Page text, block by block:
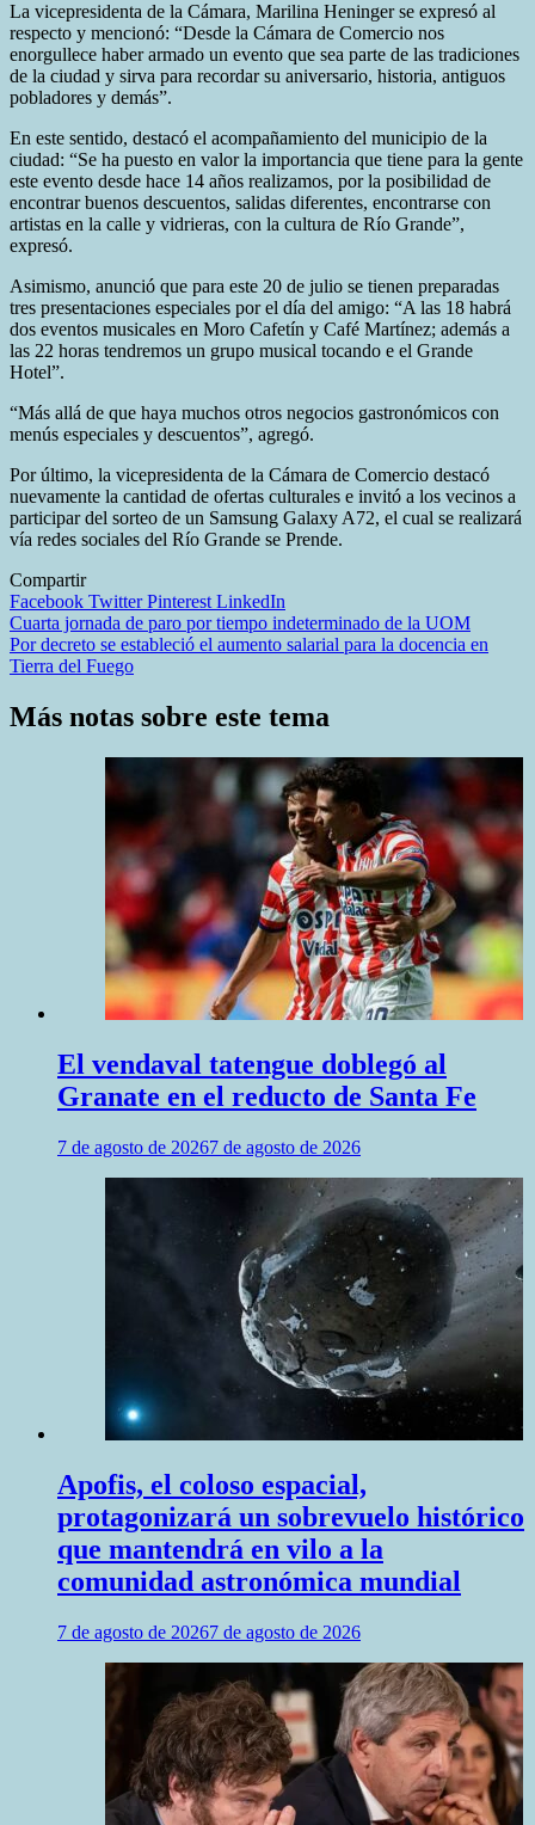
La vicepresidenta de la Cámara, Marilina Heninger se expresó al
respecto y mencionó: “Desde la Cámara de Comercio nos
enorgullece haber armado un evento que sea parte de las tradiciones
de la ciudad y sirva para recordar su aniversario, historia, antiguos
pobladores y demás”.
En este sentido, destacó el acompañamiento del municipio de la
ciudad: “Se ha puesto en valor la importancia que tiene para la gente
este evento desde hace 14 años realizamos, por la posibilidad de
encontrar buenos descuentos, salidas diferentes, encontrarse con
artistas en la calle y vidrieras, con la cultura de Río Grande”,
expresó.
Asimismo, anunció que para este 20 de julio se tienen preparadas
tres presentaciones especiales por el día del amigo: “A las 18 habrá
dos eventos musicales en Moro Cafetín y Café Martínez; además a
las 22 horas tendremos un grupo musical tocando e el Grande
Hotel”.
“Más allá de que haya muchos otros negocios gastronómicos con
menús especiales y descuentos”, agregó.
Por último, la vicepresidenta de la Cámara de Comercio destacó
nuevamente la cantidad de ofertas culturales e invitó a los vecinos a
participar del sorteo de un Samsung Galaxy A72, el cual se realizará
vía redes sociales del Río Grande se Prende.
Compartir
Facebook TwitterPinterest LinkedIn
Navegación
de
Cuarta jornada de paro por tiempo indeterminado de la UOM
Por decreto se estableció el aumento salarial para la docencia en
Tierra del Fuego
Más notas sobre este tema
El vendaval tatengue doblegó al
Granate en el reducto de Santa Fe
7 de agosto de 20267 de agosto de 2026
Apofis, el coloso espacial,
protagonizará un sobrevuelo histórico
que mantendrá en vilo a la
comunidad astronómica mundial
7 de agosto de 20267 de agosto de 2026